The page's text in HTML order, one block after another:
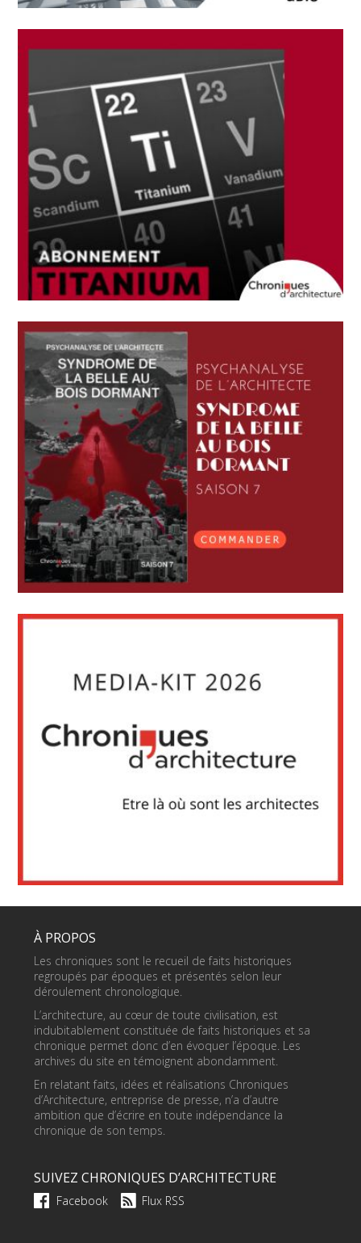
À PROPOS
Les chroniques sont le recueil de faits historiques
regroupés par époques et présentés selon leur
déroulement chronologique.
L’architecture, au cœur de toute civilisation, est
indubitablement constituée de faits historiques et sa
chronique permet donc d’en évoquer l’époque. Les
archives du site en témoignent abondamment.
En relatant faits, idées et réalisations Chroniques
d’Architecture, entreprise de presse, n’a d’autre
ambition que d’écrire en toute indépendance la
chronique de son temps.
SUIVEZ CHRONIQUES D’ARCHITECTURE
Facebook Flux RSS